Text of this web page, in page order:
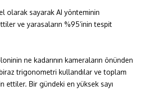
olarak sayarak AI yönteminin
ve yarasaların %95’inin tespit
ne kadarının kameraların önünden
trigonometri kullandılar ve toplam
ettiler. Bir gündeki en yüksek sayı